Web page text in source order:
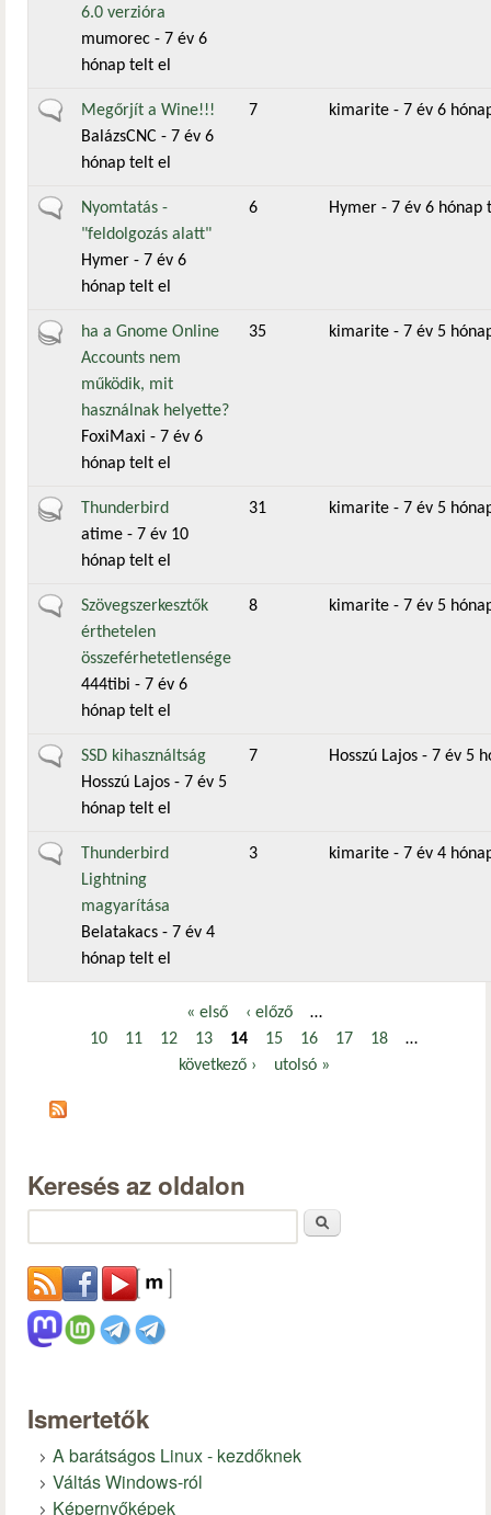
6.0 verzióra
mumorec - 7 év 6
hónap telt el
Általános téma
Megőrjít a Wine!!!
BalázsCNC - 7 év 6
hónap telt el
7 kimarite - 7 év 6
Általános téma
Nyomtatás -
"feldolgozás alatt"
Hymer - 7 év 6
hónap telt el
6 Hymer - 7 év 6 hónap
Aktív témaha a Gnome Online
Accounts nem
működik, mit
használnak helyette?
FoxiMaxi - 7 év 6
hónap telt el
35 kimarite - 7 év 5
Aktív témaThunderbird
atime - 7 év 10
hónap telt el
31 kimarite - 7 év 5
Általános téma
Szövegszerkesztők
érthetelen
összeférhetetlensége
444tibi - 7 év 6
hónap telt el
8 kimarite - 7 év 5
Általános téma
SSD kihasználtság
Hosszú Lajos - 7 év 5
hónap telt el
7 Hosszú Lajos - 7 év 5
Általános téma
Thunderbird
Lightning
magyarítása
Belatakacs - 7 év 4
hónap telt el
3 kimarite - 7 év 4
Oldalak
« első ‹ előző
…
10
11 12 13 14 15 16 17 18
…
következő ›
utolsó »
Keresés az oldalon
Ismertetők
A barátságos Linux - kezdőknek
Váltás Windows-ról
Képernyőképek